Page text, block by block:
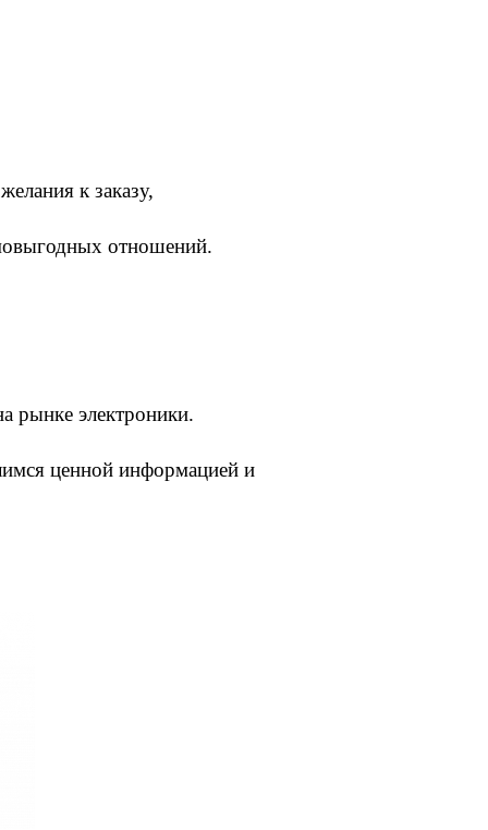
к заказу,
отношений.
рынке электроники.
ценной информацией и